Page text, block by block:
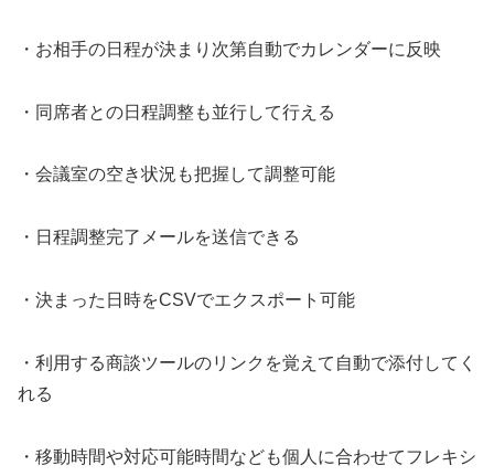
・お相手の日程が決まり次第自動でカレンダーに反映
・同席者との日程調整も並行して行える
・会議室の空き状況も把握して調整可能
・日程調整完了メールを送信できる
・決まった日時をCSVでエクスポート可能
・利用する商談ツールのリンクを覚えて自動で添付してく
れる
・移動時間や対応可能時間なども個人に合わせてフレキシ